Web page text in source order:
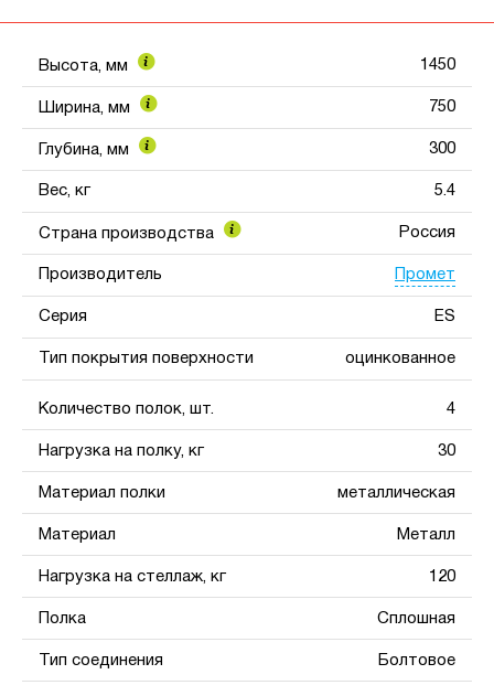
Высота, мм 1450
Ширина, мм 750
Глубина, мм 300
Вес, кг 5.4
Страна производства Россия
Производитель Промет
Серия ES
Тип покрытия поверхности оцинкованное
Количество полок, шт. 4
Нагрузка на полку, кг 30
Материал полки металлическая
Материал Металл
Нагрузка на стеллаж, кг 120
Полка Сплошная
Тип соединения Болтовое